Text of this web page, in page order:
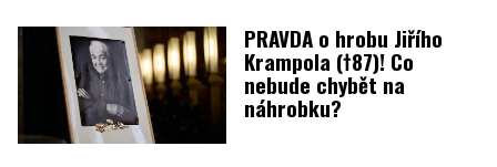
PRAVDA o hrobu Jiřího
Krampola (†87)! Co
nebude chybět na
náhrobku?